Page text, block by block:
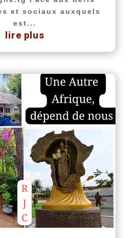
et sociaux auxquels
est...
lire plus